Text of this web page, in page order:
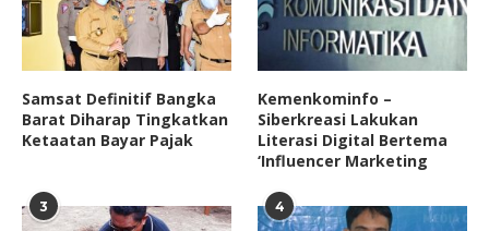
Samsat Definitif Bangka
Barat Diharap Tingkatkan
Ketaatan Bayar Pajak
Kemenkominfo –
Siberkreasi Lakukan
Literasi Digital Bertema
‘Influencer Marketing
3 4